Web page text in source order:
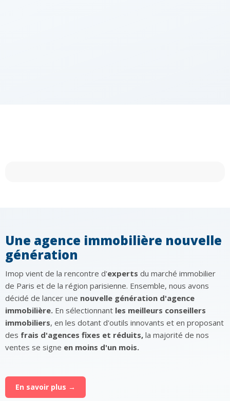
Une agence immobilière nouvelle
génération
Imop vient de la rencontre d'experts du marché immobilier
de Paris et de la région parisienne. Ensemble, nous avons
décidé de lancer une nouvelle génération d'agence
immobilière. En sélectionnant les meilleurs conseillers
immobiliers, en les dotant d'outils innovants et en proposant
des frais d'agences fixes et réduits, la majorité de nos
ventes se signe en moins d'un mois.
En savoir plus →